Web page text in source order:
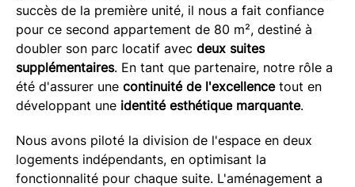
succès de la première unité, il nous a fait confiance
pour ce second appartement de 80 m², destiné à
doubler son parc locatif avec deux suites
supplémentaires. En tant que partenaire, notre rôle a
été d'assurer une continuité de l'excellencetout en
développant une identité esthétique marquante.
Nous avons piloté la division de l'espace en deux
logements indépendants, en optimisant la
fonctionnalité pour chaque suite. L'aménagement a